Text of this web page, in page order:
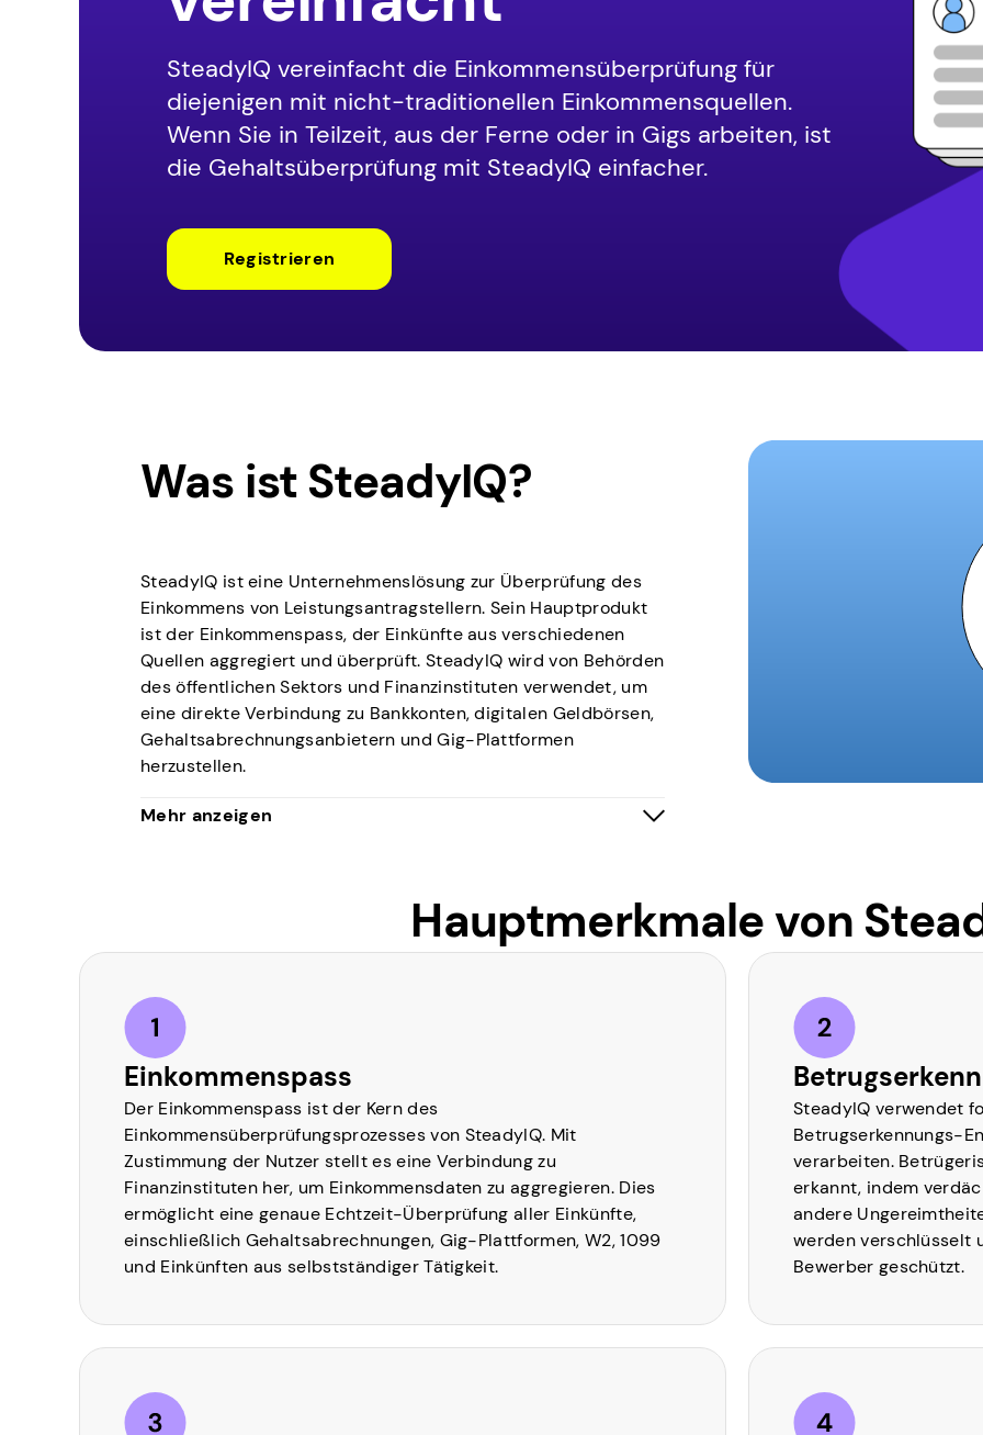
SteadyIQ vereinfacht die Einkommensüberprüfung für
diejenigen mit nicht-traditionellen Einkommensquellen.
Wenn Sie in Teilzeit, aus der Ferne oder in Gigs arbeiten, ist
die Gehaltsüberprüfung mit SteadyIQ einfacher.
Registrieren
Was ist SteadyIQ?
SteadyIQ ist eine Unternehmenslösung zur Überprüfung des
Einkommens von Leistungsantragstellern. Sein Hauptprodukt
ist der Einkommenspass, der Einkünfte aus verschiedenen
Quellen aggregiert und überprüft. SteadyIQ wird von Behörden
des öffentlichen Sektors und Finanzinstituten verwendet, um
eine direkte Verbindung zu Bankkonten, digitalen Geldbörsen,
Gehaltsabrechnungsanbietern und Gig-Plattformen
herzustellen.
Das Unternehmen hinter SteadyIQ hat auch eine
aber derzeit nicht mehr hergestellt wird. SteadyIQ hilft immer
noch einzelnen Bewerbern, indem es die Komplexität von Gig-
Mehr anzeigen
Hauptmerkmale von
Einkommenspass
Der Einkommenspass ist der Kern des
Einkommensüberprüfungsprozesses von SteadyIQ. Mit
Zustimmung der Nutzer stellt es eine Verbindung zu
Finanzinstituten her, um Einkommensdaten zu aggregieren. Dies
ermöglicht eine genaue Echtzeit-Überprüfung aller Einkünfte,
einschließlich Gehaltsabrechnungen, Gig-Plattformen, W2, 1099
und Einkünften aus selbstständiger Tätigkeit.
SteadyIQ verwendet
Betrugserkennungs-
verarbeiten.
erkannt, indem
andere
werden verschlüsselt
Bewerber geschützt.